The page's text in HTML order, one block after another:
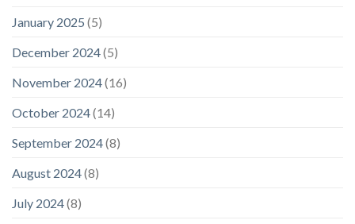
January 2025 (5)
December 2024(5)
November 2024(16)
October 2024(14)
September 2024(8)
August 2024(8)
July 2024(8)